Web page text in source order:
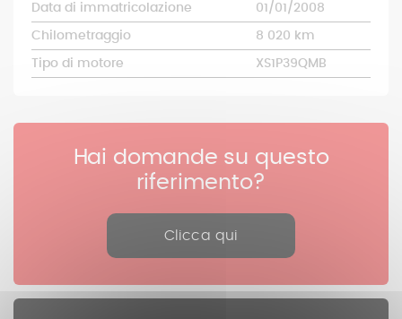
Data di immatricolazione 01/01/2008
Chilometraggio 8 020 km
Tipo di motore XS1P39QMB
Hai domande su questo
riferimento?
Clicca qui